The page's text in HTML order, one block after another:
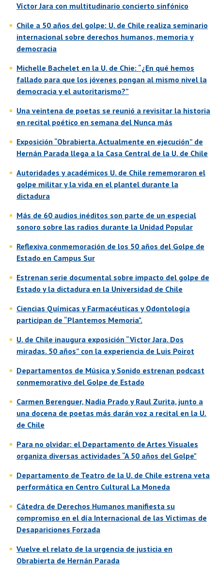
Víctor Jara con multitudinario concierto sinfónico
Chile a 50 años del golpe: U. de Chile realiza seminario
internacional sobre derechos humanos, memoria y
democracia
Michelle Bachelet en la U. de Chie: “¿En qué hemos
fallado para que los jóvenes pongan al mismo nivel la
democracia y el autoritarismo?”
Una veintena de poetas se reunió a revisitar la historia
en recital poético en semana del Nunca más
Exposición “Obrabierta. Actualmente en ejecución” de
Hernán Parada llega a la Casa Central de la U. de Chile
Autoridades y académicos U. de Chile rememoraron el
golpe militar y la vida en el plantel durante la
dictadura
Más de 60 audios inéditos son parte de un especial
sonoro sobre las radios durante la Unidad Popular
Reflexiva conmemoración de los 50 años del Golpe de
Estado en Campus Sur
Estrenan serie documental sobre impacto del golpe de
Estado y la dictadura en la Universidad de Chile
Ciencias Químicas y Farmacéuticas y Odontología
participan de “Plantemos Memoria".
U. de Chile inaugura exposición “Víctor Jara. Dos
miradas. 50 años” con la experiencia de Luis Poirot
Departamentos de Música y Sonido estrenan podcast
conmemorativo del Golpe de Estado
Carmen Berenguer, Nadia Prado y Raul Zurita, junto a
una docena de poetas más darán voz a recital en la U.
de Chile
Para no olvidar: el Departamento de Artes Visuales
organiza diversas actividades “A 50 años del Golpe"
Departamento de Teatro de la U. de Chile estrena veta
performática en Centro Cultural La Moneda
Cátedra de Derechos Humanos manifiesta su
compromiso en el día Internacional de las Víctimas de
Desapariciones Forzada
Vuelve el relato de la urgencia de justicia en
Obrabierta de Hernán Parada